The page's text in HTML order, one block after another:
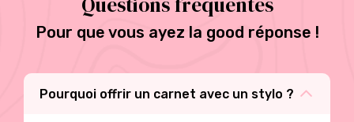
Pour que vous ayez la good réponse !
Pourquoi offrir un carnet avec un stylo ?